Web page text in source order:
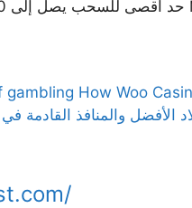
How Woo
الأفضل والمنافذ القادمة في